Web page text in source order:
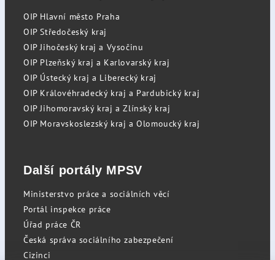
OIP Hlavní město Praha
OIP Středočeský kraj
OIP Jihočeský kraj a Vysočinu
OIP Plzeňský kraj a Karlovarský kraj
OIP Ústecký kraj a Liberecký kraj
OIP Královéhradecký kraj a Pardubický kraj
OIP Jihomoravský kraj a Zlínský kraj
OIP Moravskoslezský kraj a Olomoucký kraj
Další portály MPSV
Ministerstvo práce a sociálních věcí
Portál inspekce práce
Úřad práce ČR
Česká správa sociálního zabezpečení
Cizinci